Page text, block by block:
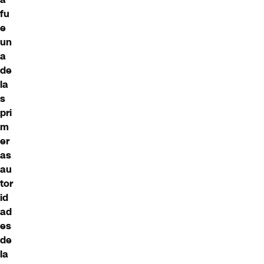
fu
e
un
a
de
la
s
pri
m
er
as
au
tor
id
ad
es
de
la